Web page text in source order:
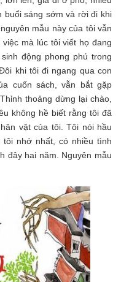
buổi sáng sớm và rời đi khi
mẫu này của tôi vẫn
mà lúc tôi viết họ đang
động phong phú trong
khi tôi đi ngang qua con
cuốn sách, vẫn bắt gặp
thoảng dừng lại chào,
không hề biết rằng tôi đã
vật của tôi. Tôi nói hầu
nhớ nhất, có nhiều tình
đây hai năm. Nguyên mẫu